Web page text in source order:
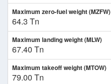
Maximum zero-fuel weight (MZFW)
64.3 Tn
Maximum landing weight (MLW)
67.40 Tn
Maximum takeoff weight (MTOW)
79.00 Tn